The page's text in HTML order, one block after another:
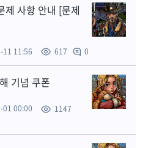
제 사항 안내 [문제
11 11:56 617 0
기념 쿠폰
01 00:00
1147